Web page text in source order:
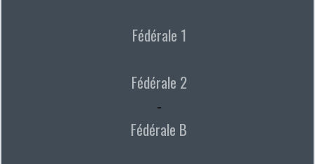
Fédérale 1
Fédérale 2
-
Fédérale B